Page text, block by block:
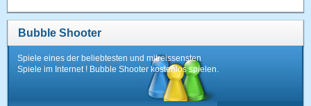
Bubble Shooter
Spiele eines der beliebtesten und mitreissensten
Spiele im Internet ! Bubble Shooter kostenlos spielen.